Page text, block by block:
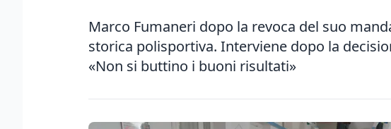
Marco Fumaneri dopo la revoca del suo
storica polisportiva. Interviene dopo la
«Non si buttino i buoni risultati»